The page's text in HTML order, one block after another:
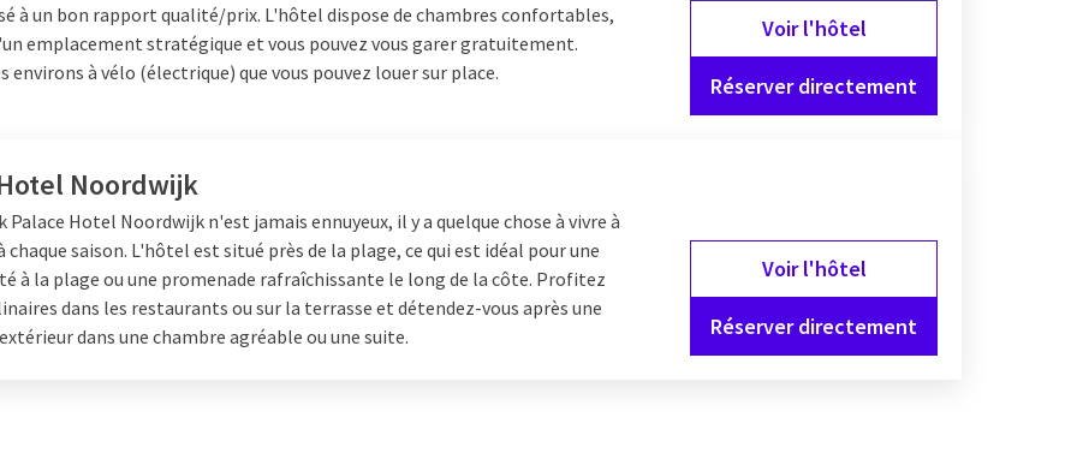
pour un séjour
avec des chambres
dîner dans lerestaurant
Pour les personnes
sont disponibles. De plus, un
séjour encore plus pratique.
idéal pour explorer Leiden
à un bon rapport qualité/prix. L'hôtel dispose de chambres confortables,
emplacement stratégique et vous pouvez vous garer gratuitement.
environs à vélo (électrique) que vous pouvez louer sur place.
Voir l'hôtel
Réserver directement
Noordwijk
Palace Hotel Noordwijk n'est jamais ennuyeux, il y a quelque chose à vivre à
chaque saison. L'hôtel est situé près de la plage, ce qui est idéal pour une
à la plage ou une promenade rafraîchissante le long de la côte. Profitez
dans les restaurants ou sur la terrasse et détendez-vous après une
dans une chambre agréable ou une suite.
Voir l'hôtel
Réserver directement